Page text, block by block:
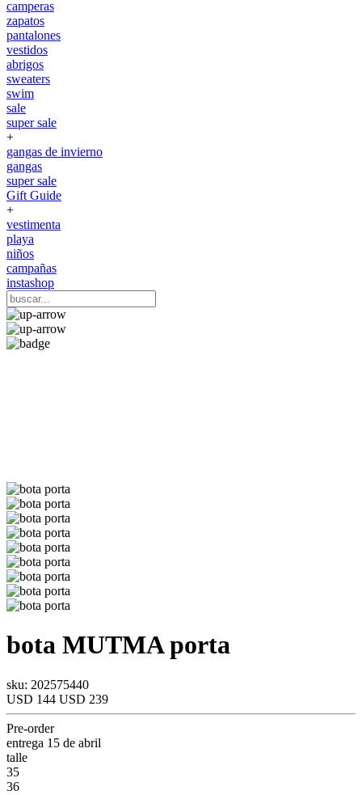
camperas
zapatos
pantalones
vestidos
abrigos
sweaters
swim
sale
super sale
+
gangas de invierno
gangas
super sale
Gift Guide
+
vestimenta
playa
niños
campañas
instashop
bota MUTMAporta
sku: 202575440
USD 144 USD 239
Pre-order
entrega 15 de abril
talle
35
36